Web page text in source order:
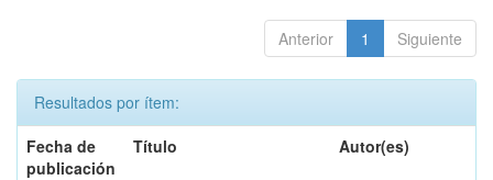
Anterior 1 Siguiente
Resultados por ítem:
Fecha de
publicación
Título Autor(es)